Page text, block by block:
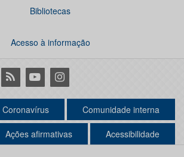
Bibliotecas
Acesso à informação
RSS YoutubeInstagram
Coronavírus Comunidade interna
Ações afirmativas Acessibilidade